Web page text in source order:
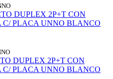
DUPLEX 2P+T CON
C/ PLACA UNNO BLANCO
DUPLEX 2P+T CON
C/ PLACA UNNO BLANCO